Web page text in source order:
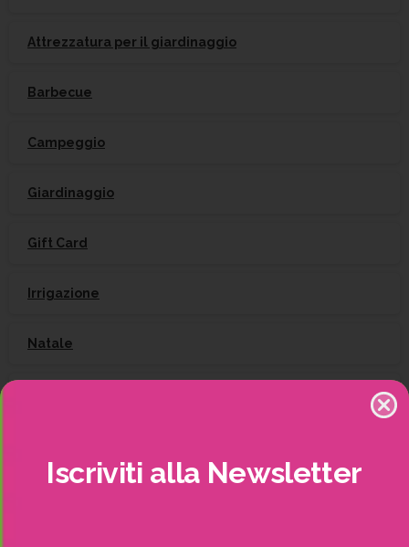
Attrezzatura per il giardinaggio
Barbecue
Campeggio
Giardinaggio
Gift Card
Irrigazione
Natale
Iscriviti alla Newsletter